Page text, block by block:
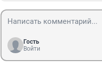
Гость
Войти